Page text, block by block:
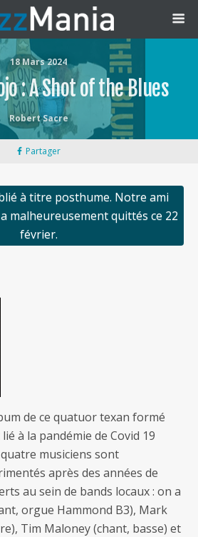
18 Mars 2024
: A Shot of the Blues
Robert Sacre
Partager
à titre posthume. Notre ami
malheureusement quittés ce 22
février.
de ce quatuor texan formé
à la pandémie de Covid 19
musiciens sont
après des années de
au sein de bands locaux : on a
orgue Hammond B3), Mark
Tim Maloney (chant, basse) et